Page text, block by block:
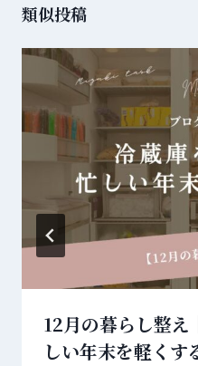
ョ
ン
類似投稿
12月の暮らし整え
しい年末を軽くす